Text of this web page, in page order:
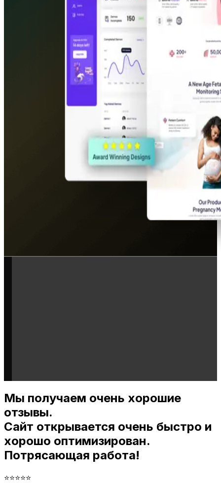
Мы получаем очень хорошие
отзывы.
Сайт открывается очень быстро и
хорошо оптимизирован.
Потрясающая работа!
⭐⭐⭐⭐⭐